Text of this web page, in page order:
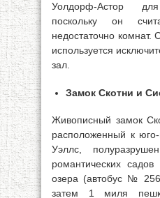
Уолдорф-Астор
поскольку он
недостаточно комнат.
используется
зал.
Замок Скотни и
Живописный замок
расположенный к
Уэллс,
романтических
озера (автобус №
затем 1 миля